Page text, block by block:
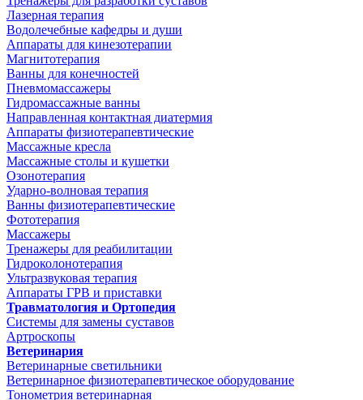
Лазерная терапия
Водолечебные кафедры и души
Аппараты для кинезотерапии
Магнитотерапия
Ванны для конечностей
Пневмомассажеры
Гидромассажные ванны
Направленная контактная диатермия
Аппараты физиотерапевтические
Массажные кресла
Массажные столы и кушетки
Озонотерапия
Ударно-волновая терапия
Ванны физиотерапевтические
Фототерапия
Массажеры
Тренажеры для реабилитации
Гидроколонотерапия
Ультразвуковая терапия
Аппараты ГРВ и приставки
Травматология и Ортопедия
Системы для замены суставов
Артроскопы
Ветеринария
Ветеринарные светильники
Ветеринарное физиотерапевтическое оборудование
Тонометрия ветеринарная